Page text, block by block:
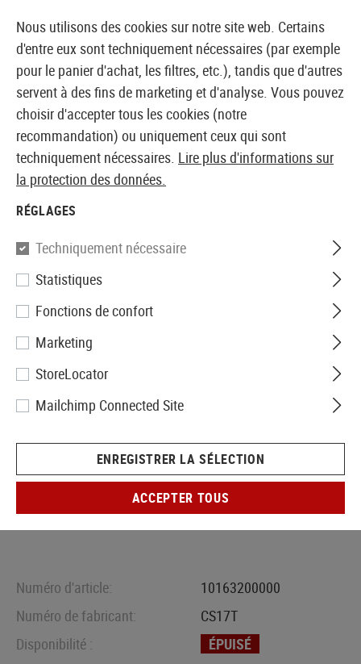
BOUTIQUE ET GROSSISTE EUROPÉEN AIRSOFT
Accueil Accessoires Couteaux et outils Couteaux
Cold Steel
Kobun Knife
Numéro d'article:
10163200000
Numéro de fabricant:
CS17T
Disponibilité :
ÉPUISÉ
Nous utilisons des cookies sur notre site web. Certains
d'entre eux sont techniquement nécessaires (par exemple
pour le panier d'achat, les filtres, etc.), tandis que d'autres
servent à des fins de marketing et d'analyse. Vous pouvez
choisir d'accepter tous les cookies (notre
recommandation) ou uniquement ceux qui sont
techniquement nécessaires. Lire plus d'informations sur
la protection des données.
RÉGLAGES
Techniquement nécessaire
Statistiques
Fonctions de confort
Marketing
StoreLocator
Mailchimp Connected Site
ENREGISTRER LA SÉLECTION
ACCEPTER TOUS